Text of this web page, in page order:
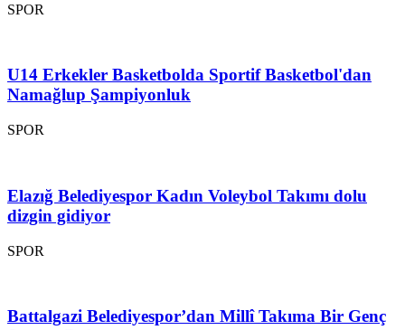
SPOR
U14 Erkekler Basketbolda Sportif Basketbol'dan
Namağlup Şampiyonluk
SPOR
Elazığ Belediyespor Kadın Voleybol Takımı dolu
dizgin gidiyor
SPOR
Battalgazi Belediyespor’dan Millî Takıma Bir Genç